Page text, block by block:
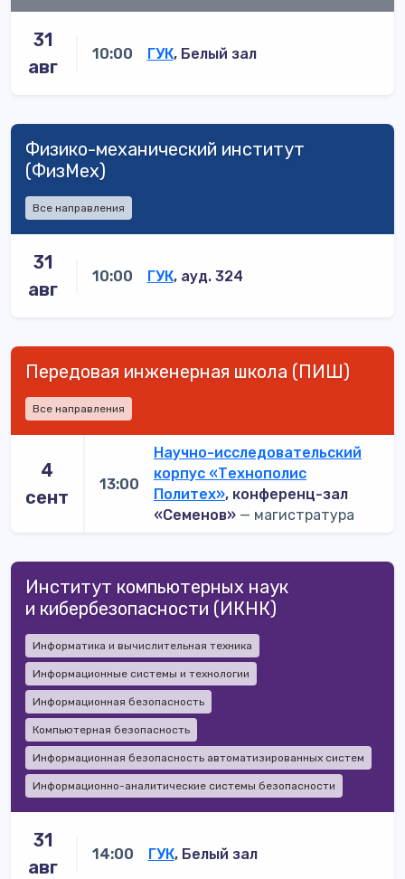
31
авг
10:00 ГУК, Белый зал
Физико-механический институт
(ФизМех)
Все направления
31
авг
10:00 ГУК, ауд. 324
Передовая инженерная школа (ПИШ)
Все направления
4
сент
13:00
Научно-исследовательский
корпус «Технополис
Политех», конференц-зал
«Семенов» — магистратура
Институт компьютерных наук
и кибербезопасности (ИКНК)
Информатика и вычислительная техника
Информационные системы и технологии
Информационная безопасность
Компьютерная безопасность
Информационная безопасность автоматизированных систем
Информационно-аналитические системы безопасности
31
авг
14:00 ГУК, Белый зал